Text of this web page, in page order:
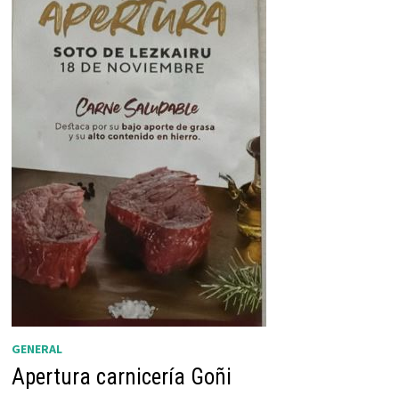
GENERAL
Apertura carnicería Goñi